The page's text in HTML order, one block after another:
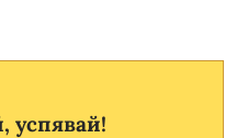
успявай!